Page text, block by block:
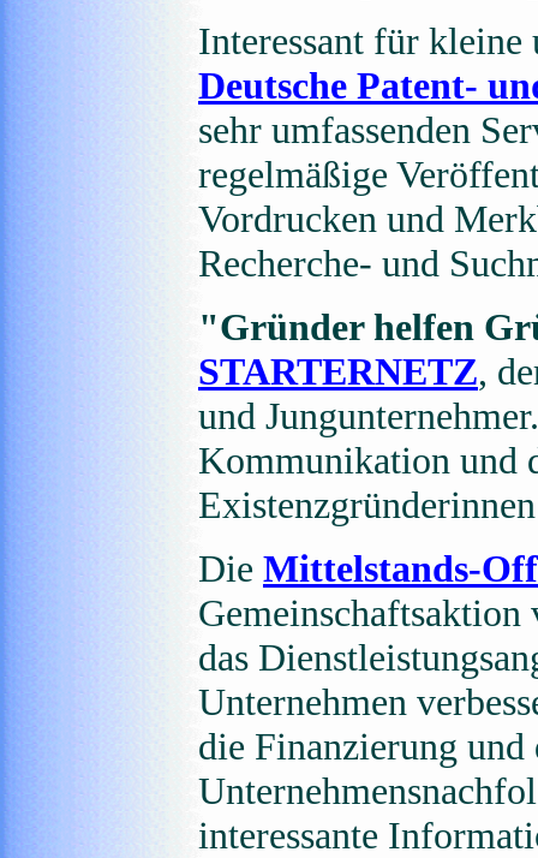
Interessant für
Deutsche Patent-
sehr umfassenden
regelmäßige
Vordrucken und
Recherche- und
"Gründer helfen
STARTERNETZ,
und
Kommunikation und
Die Mittelstands-
das
Unternehmen
die Finanzierung und
interessante